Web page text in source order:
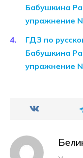
Бабушкина
упражнение
ГДЗ по
Бабушкина
упражнение